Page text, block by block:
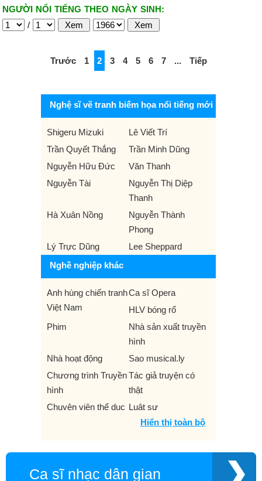
NGƯỜI NỔI TIẾNG THEO NGÀY SINH:
/
Trước 1 2 3 4 5 6 7 ... Tiếp
Nghệ sĩ vẽ tranh biếm họa nổi tiếng mới
Shigeru Mizuki
Lê Viết Trí
Trần Quyết Thắng
Trần Minh Dũng
Nguyễn Hữu Đức
Văn Thanh
Nguyễn Tài
Nguyễn Thị Diệp
Thanh
Hà Xuân Nồng
Nguyễn Thành
Phong
Lý Trực Dũng
Lee Sheppard
Nghề nghiệp khác
Anh hùng chiến tranh
Việt Nam
Ca sĩ Opera
HLV bóng rổ
Phim
Nhà sản xuất truyền
hình
Nhà hoạt động
Sao musical.ly
Chương trình Truyền
hình
Tác giả truyện có
thật
Chuyên viên thể dục Luật sư
Lãnh đạo quyền dân
Thầy phù thủy
Nhà văn
Rapper
VĐV bơi lội
Hiển thị toàn bộ
Ca sĩ nhạc dân gian